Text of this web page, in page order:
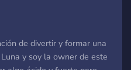
de divertir y formar una
y soy la owner de este